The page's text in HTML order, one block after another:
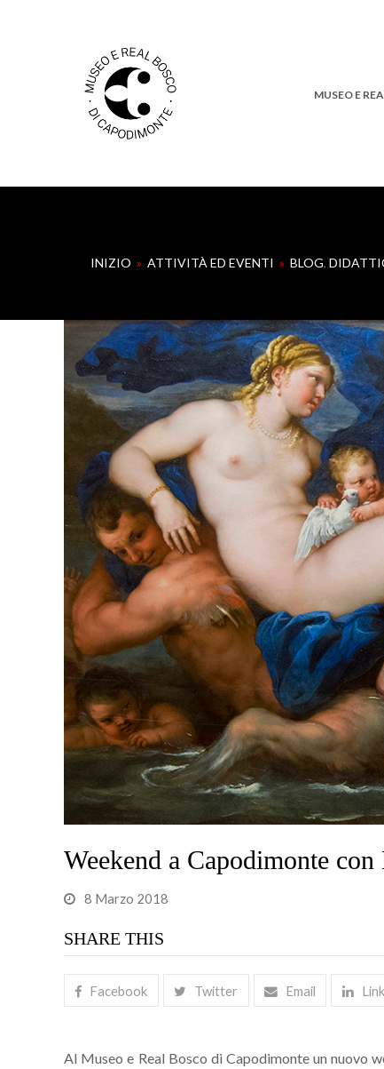
MUSEO E
INIZIO » ATTIVITÀ ED EVENTI » BLOG,
Weekend a Capodimonte
8 Marzo 2018
SHARE THIS
Facebook Twitter Email
Al Museo e Real Bosco di Capodimonte un nuovo